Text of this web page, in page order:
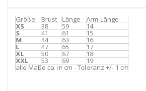
Größe Brust Länge Arm-Länge
XS 38 59 14
S 41 61 15
M 44 63 16
L 47 65 17
XL 50 67 18
XXL 53 69 19
alle Maße ca. in cm - Toleranz +/- 1 cm